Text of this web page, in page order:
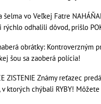
šelma vo Veľkej Fatre
rýchlo odhalili dôvod, prišlo
obrátky: Kontroverzným
šou sa zaoberá polícia!
ZISTENIE Známy reťazec
v ktorých chýbali RYBY!